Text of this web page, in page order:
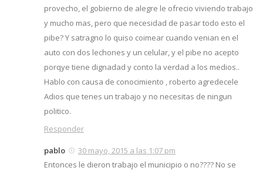
provecho, el gobierno de alegre le ofrecio viviendo trabajo
y mucho mas, pero que necesidad de pasar todo esto el
pibe? Y satragno lo quiso coimear cuando venian en el
auto con dos lechones y un celular, y el pibe no acepto
porqye tiene dignadad y conto la verdad a los medios..
Hablo con causa de conocimiento , roberto agredecele
Adios que tenes un trabajo y no necesitas de ningun
politico.
Responder
pablo
30 mayo, 2015 a las 1:07 pm
Entonces le dieron trabajo el municipio o no???? No se